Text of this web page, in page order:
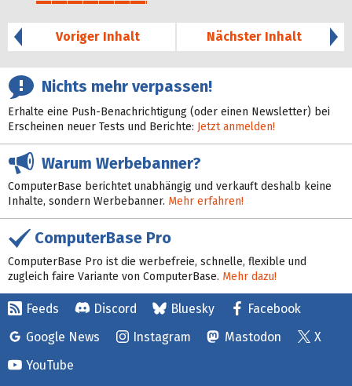
36%
Voriger Inhalt
Nächster Inhalt
Nichts mehr verpassen!
Erhalte eine Push-Benachrichtigung (oder einen Newsletter) bei
Erscheinen neuer Tests und Berichte: Jetzt anmelden!
Warum Werbebanner?
ComputerBase berichtet unabhängig und verkauft deshalb keine
Inhalte, sondern Werbebanner. Mehr erfahren!
ComputerBase Pro
ComputerBase Pro ist die werbefreie, schnelle, flexible und
zugleich faire Variante von ComputerBase. Mehr dazu!
Feeds Discord Bluesky
Facebook
Google News
Instagram Mastodon
X
YouTube